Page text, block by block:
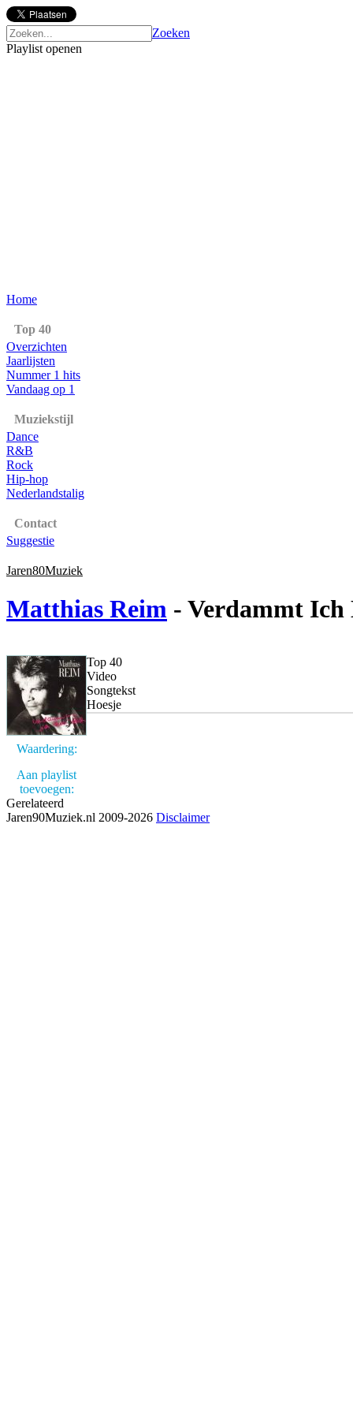
Zoeken
Playlist openen
Home
Top 40
Overzichten
Jaarlijsten
Nummer 1 hits
Vandaag op 1
Muziekstijl
Dance
R&B
Rock
Hip-hop
Nederlandstalig
Contact
Suggestie
Jaren80Muziek
Matthias Reim - Verdammt Ich
Waardering:
Aan playlist
toevoegen:
Top 40
Video
Songtekst
Hoesje
Gerelateerd
Jaren90Muziek.nl 2009-2026 Disclaimer